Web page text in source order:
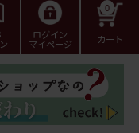
ログイン
マイページ カート
0